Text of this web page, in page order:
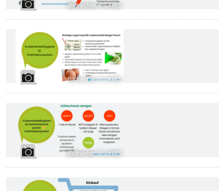
Bildrechte:© LAVES
Bildrechte:© LAVES
Bildrechte:© LAVES